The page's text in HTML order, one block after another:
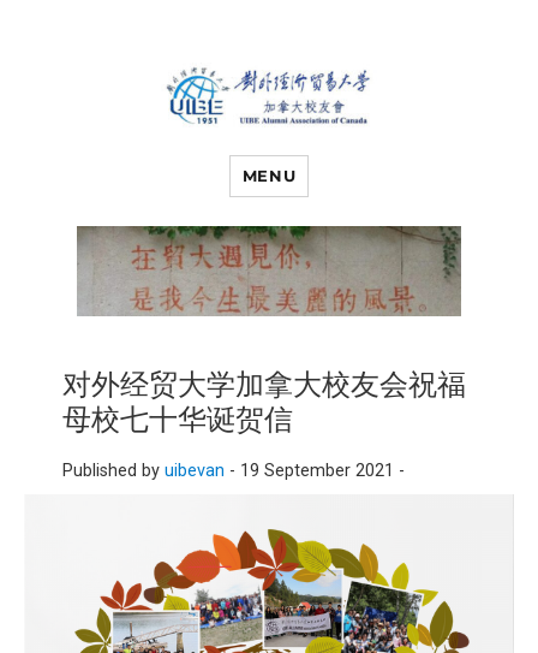
对外经济贸易
大学加拿大校
友会
MENU
对外经贸大学加拿大校友会祝福
母校七十华诞贺信
Published by uibevan - 19 September 2021 -